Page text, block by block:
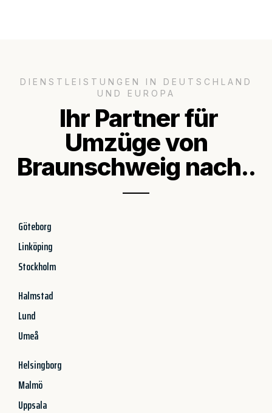
DIENSTLEISTUNGEN IN DEUTSCHLAND
UND EUROPA
Ihr Partner für
Umzüge von
Braunschweig nach..
Göteborg
Linköping
Stockholm
Halmstad
Lund
Umeå
Helsingborg
Malmö
Uppsala